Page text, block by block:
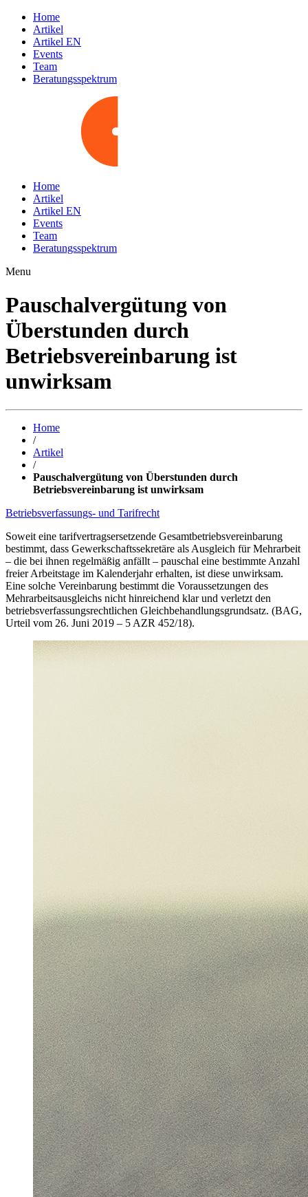
Home
Artikel
Artikel EN
Events
Team
Beratungsspektrum
Home
Artikel
Artikel EN
Events
Team
Beratungsspektrum
Menu
Pauschalvergütung von
Überstunden durch
Betriebsvereinbarung ist
unwirksam
Home
/
Artikel
/
Pauschalvergütung von Überstunden durch
Betriebsvereinbarung ist unwirksam
Betriebsverfassungs- und Tarifrecht
Soweit eine tarifvertragsersetzende Gesamtbetriebsvereinbarung
bestimmt, dass Gewerkschaftssekretäre als Ausgleich für Mehrarbeit
– die bei ihnen regelmäßig anfällt – pauschal eine bestimmte Anzahl
freier Arbeitstage im Kalenderjahr erhalten, ist diese unwirksam.
Eine solche Vereinbarung bestimmt die Voraussetzungen des
Mehrarbeitsausgleichs nicht hinreichend klar und verletzt den
betriebsverfassungsrechtlichen Gleichbehandlungsgrundsatz. (BAG,
Urteil vom 26. Juni 2019 – 5 AZR 452/18).